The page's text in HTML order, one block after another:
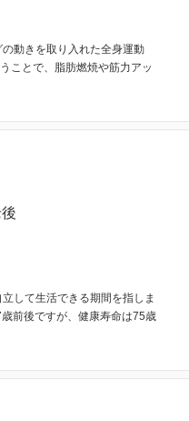
動きを取り入れた全身運動
ことで、脂肪燃焼や筋力アッ
して生活できる期間を指しま
前後ですが、健康寿命は75歳